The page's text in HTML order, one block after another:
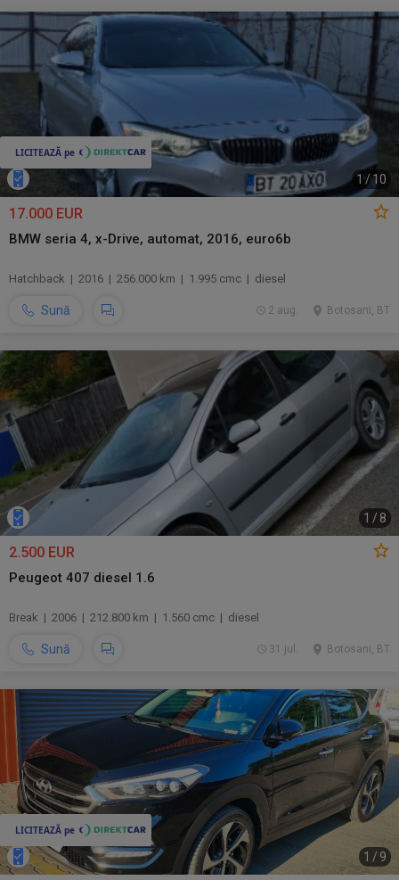
1 /10
17.000 EUR
BMW seria 4, x-Drive, automat, 2016, euro6b
Hatchback | 2016 | 256.000 km | 1.995 cmc | diesel
Sună Botosani, BT
2 aug.
1 / 8
2.500 EUR
Peugeot 407 diesel 1.6
Break | 2006 | 212.800 km | 1.560 cmc | diesel
Sună Botosani, BT
31 jul.
1 / 9